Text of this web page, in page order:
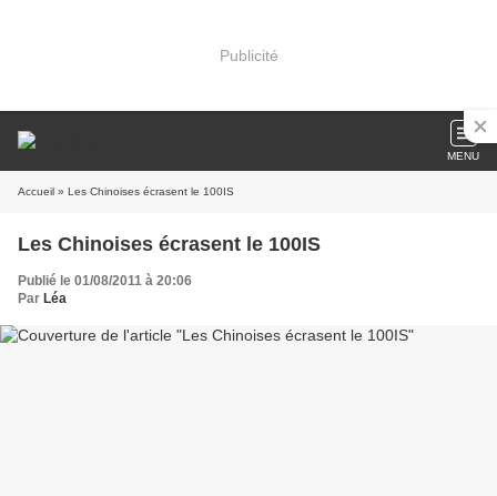
Publicité
MENU
Accueil » Les Chinoises écrasent le 100IS
Les Chinoises écrasent le 100IS
Publié le 01/08/2011 à 20:06
Par Léa